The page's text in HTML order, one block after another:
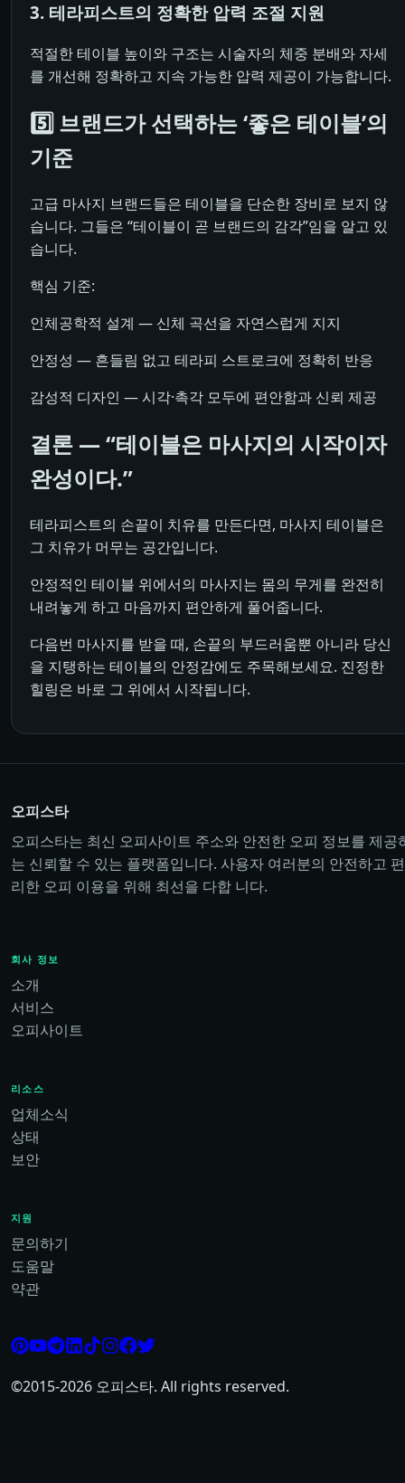
3. 테라피스트의 정확한 압력 조절 지원
적절한 테이블 높이와 구조는 시술자의 체중 분배와 자세
를 개선해 정확하고 지속 가능한 압력 제공이 가능합니다.
5️⃣ 브랜드가 선택하는 ‘좋은 테이블’의
기준
고급 마사지 브랜드들은 테이블을 단순한 장비로 보지 않
습니다. 그들은 “테이블이 곧 브랜드의 감각”임을 알고 있
습니다.
핵심 기준:
인체공학적 설계 — 신체 곡선을 자연스럽게 지지
안정성 — 흔들림 없고 테라피 스트로크에 정확히 반응
감성적 디자인 — 시각·촉각 모두에 편안함과 신뢰 제공
결론 — “테이블은 마사지의 시작이자
완성이다.”
테라피스트의 손끝이 치유를 만든다면, 마사지 테이블은
그 치유가 머무는 공간입니다.
안정적인 테이블 위에서의 마사지는 몸의 무게를 완전히
내려놓게 하고 마음까지 편안하게 풀어줍니다.
다음번 마사지를 받을 때, 손끝의 부드러움뿐 아니라 당신
을 지탱하는 테이블의 안정감에도 주목해보세요. 진정한
힐링은 바로 그 위에서 시작됩니다.
오피스타
오피스타는 최신 오피사이트 주소와 안전한 오피 정보를 제공
는 신뢰할 수 있는 플랫폼입니다. 사용자 여러분의 안전하고 편
리한 오피 이용을 위해 최선을 다합 니다.
회사 정보
소개
서비스
오피사이트
리소스
업체소식
상태
보안
지원
문의하기
도움말
약관
©2015-2026 오피스타. All rights reserved.